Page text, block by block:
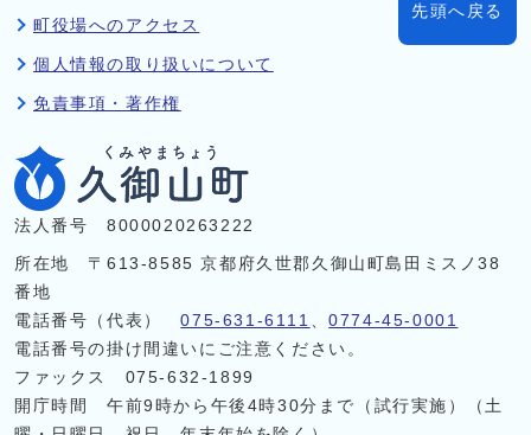
先頭へ戻る
町役場へのアクセス
個人情報の取り扱いについて
免責事項・著作権
法人番号 8000020263222
所在地 〒613-8585 京都府久世郡久御山町島田ミスノ38
番地
電話番号（代表）075-631-6111 、0774-45-0001
電話番号の掛け間違いにご注意ください。
ファックス 075-632-1899
開庁時間 午前9時から午後4時30分まで（試行実施）（土